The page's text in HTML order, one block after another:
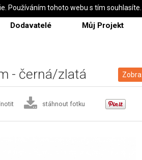
Dodavatelé Můj Projekt
- černá/zlatá
stáhnout fotku
Používáním tohoto webu s tím souhlasíte.